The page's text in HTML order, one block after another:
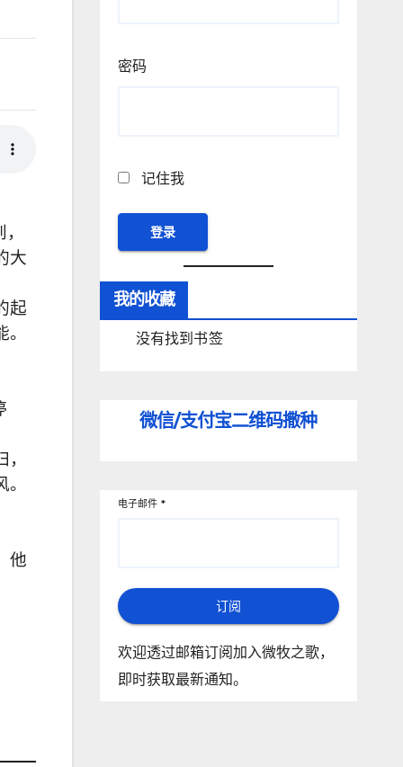
大
起
他
密码
记住我
我的收藏
没有找到书签
微信/支付宝二维码撒种
电子邮件 *
订阅
欢迎透过邮箱订阅加入微牧之歌，
即时获取最新通知。